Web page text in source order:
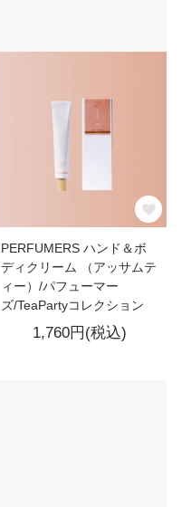
PERFUMERS ハンド＆ボ
ディクリーム （アッサムテ
ィー）/パフューマー
ズ/TeaPartyコレクション
1,760円(税込)